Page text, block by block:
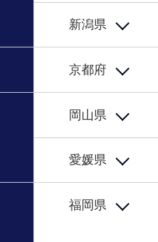
新潟県
京都府
岡山県
愛媛県
福岡県